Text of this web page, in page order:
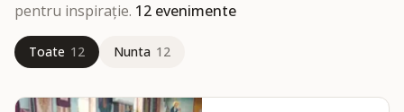
pentru inspirație. 12 evenimente
Toate 12 Nunta 12